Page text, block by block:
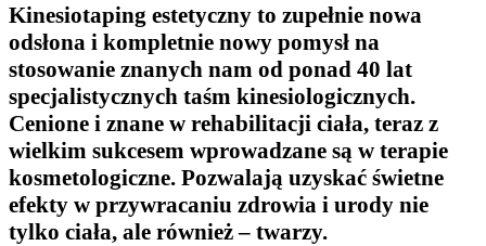
Kinesiotaping estetyczny to zupełnie nowa
odsłona i kompletnie nowy pomysł na
stosowanie znanych nam od ponad 40 lat
specjalistycznych taśm kinesiologicznych.
Cenione i znane w rehabilitacji ciała, teraz z
wielkim sukcesem wprowadzane są w terapie
kosmetologiczne. Pozwalają uzyskać świetne
efekty w przywracaniu zdrowia i urody nie
tylko ciała, ale również – twarzy.